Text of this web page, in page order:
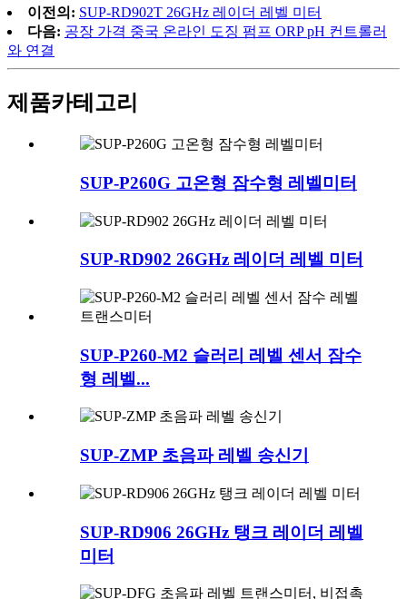
이전의: SUP-RD902T 26GHz 레이더 레벨 미터
다음: 공장 가격 중국 온라인 도징 펌프 ORP pH 컨트롤러
와 연결
제품카테고리
SUP-P260G 고온형 잠수형 레벨미터
SUP-RD902 26GHz 레이더 레벨 미터
SUP-P260-M2 슬러리 레벨 센서 잠수
형 레벨...
SUP-ZMP 초음파 레벨 송신기
SUP-RD906 26GHz 탱크 레이더 레벨
미터